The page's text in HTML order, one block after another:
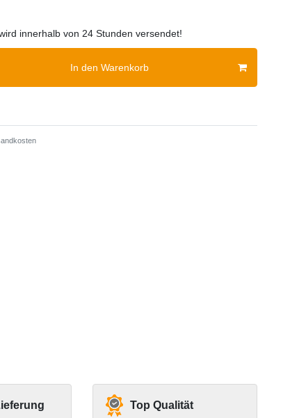
innerhalb von 24 Stunden versendet!
In den Warenkorb
Top Qualität